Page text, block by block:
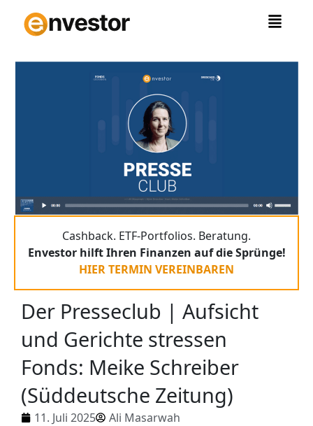
Inhalt
springen
Cashback. ETF-Portfolios. Beratung.
Envestor hilft Ihren Finanzen auf die Sprünge!
HIER TERMIN VEREINBAREN
Der Presseclub | Aufsicht
und Gerichte stressen
Fonds: Meike Schreiber
(Süddeutsche Zeitung)
11. Juli 2025
Ali Masarwah